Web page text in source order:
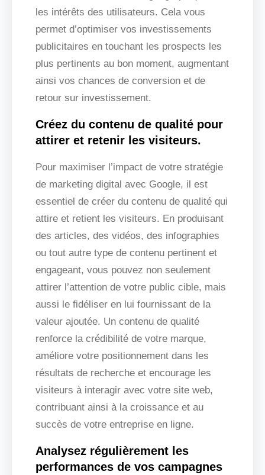
les intérêts des utilisateurs. Cela vous
permet d’optimiser vos investissements
publicitaires en touchant les prospects les
plus pertinents au bon moment, augmentant
ainsi vos chances de conversion et de
retour sur investissement.
Créez du contenu de qualité pour
attirer et retenir les visiteurs.
Pour maximiser l’impact de votre stratégie
de marketing digital avec Google, il est
essentiel de créer du contenu de qualité qui
attire et retient les visiteurs. En produisant
des articles, des vidéos, des infographies
ou tout autre type de contenu pertinent et
engageant, vous pouvez non seulement
attirer l’attention de votre public cible, mais
aussi le fidéliser en lui fournissant de la
valeur ajoutée. Un contenu de qualité
renforce la crédibilité de votre marque,
améliore votre positionnement dans les
résultats de recherche et encourage les
visiteurs à interagir avec votre site web,
contribuant ainsi à la croissance et au
succès de votre entreprise en ligne.
Analysez régulièrement les
performances de vos campagnes